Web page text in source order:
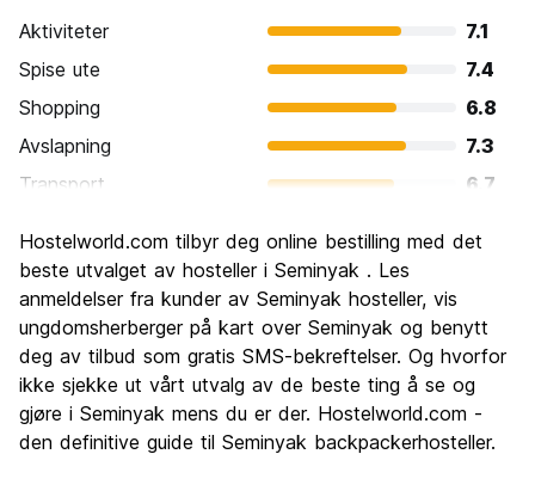
Aktiviteter
7.1
Spise ute
7.4
Shopping
6.8
Avslapning
7.3
Transport
6.7
Kultur
Feste
Verdi for pengene
7.2
Hostelworld.com tilbyr deg online bestilling med det
beste utvalget av hosteller i Seminyak . Les
anmeldelser fra kunder av Seminyak hosteller, vis
ungdomsherberger på kart over Seminyak og benytt
deg av tilbud som gratis SMS-bekreftelser. Og hvorfor
ikke sjekke ut vårt utvalg av de beste ting å se og
gjøre i Seminyak mens du er der. Hostelworld.com -
den definitive guide til Seminyak backpackerhosteller.